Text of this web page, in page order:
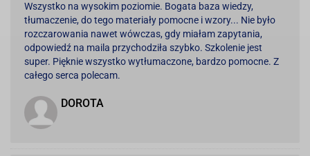
Wszystko na wysokim poziomie. Bogata baza wiedzy,
tłumaczenie, do tego materiały pomocne i wzory... Nie było
rozczarowania nawet wówczas, gdy miałam zapytania,
odpowiedź na maila przychodziła szybko. Szkolenie jest
super. Pięknie wszystko wytłumaczone, bardzo pomocne. Z
całego serca polecam.
DOROTA